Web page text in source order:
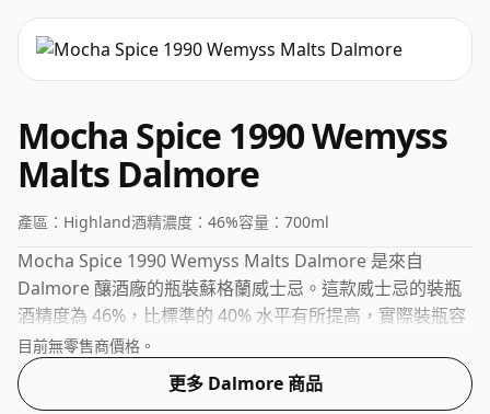
Mocha Spice 1990 Wemyss
Malts Dalmore
產區： Highland酒精濃度： 46%容量： 700ml
Mocha Spice 1990 Wemyss Malts Dalmore 是來自
Dalmore 釀酒廠的瓶裝蘇格蘭威士忌。這款威士忌的裝瓶
酒精度為 46%，比標準的 40% 水平有所提高，實際裝瓶容
量為 70 厘升。
目前無零售商價格。
更多 Dalmore 商品